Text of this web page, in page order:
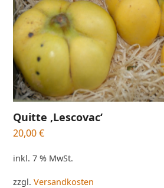
Quitte ‚Lescovac‘
20,00€
inkl. 7 % MwSt.
zzgl.Versandkosten